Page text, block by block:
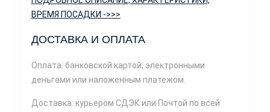
ВРЕМЯ ПОСАДКИ ->>>
ДОСТАВКА И ОПЛАТА
Оплата: банковской картой, электронными
деньгами или наложенным платежом.
Доставка: курьером СДЭК или Почтой по всей